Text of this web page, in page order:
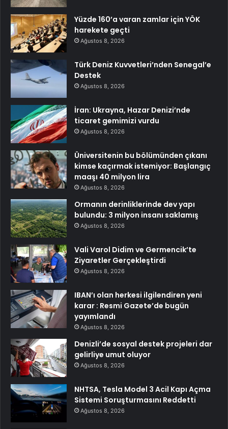
Yüzde 160’a varan zamlar için YÖK
harekete geçti
Ağustos 8, 2026
Türk Deniz Kuvvetleri’nden Senegal’e
Destek
Ağustos 8, 2026
İran: Ukrayna, Hazar Denizi’nde
ticaret gemimizi vurdu
Ağustos 8, 2026
Üniversitenin bu bölümünden çıkanı
kimse kaçırmak istemiyor: Başlangıç
maaşı 40 milyon lira
Ağustos 8, 2026
Ormanın derinliklerinde dev yapı
bulundu: 3 milyon insanı saklamış
Ağustos 8, 2026
Vali Varol Didim ve Germencik’te
Ziyaretler Gerçekleştirdi
Ağustos 8, 2026
IBAN’ı olan herkesi ilgilendiren yeni
karar : Resmi Gazete’de bugün
yayımlandı
Ağustos 8, 2026
Denizli’de sosyal destek projeleri dar
gelirliye umut oluyor
Ağustos 8, 2026
NHTSA, Tesla Model 3 Acil Kapı Açma
Sistemi Soruşturmasını Reddetti
Ağustos 8, 2026